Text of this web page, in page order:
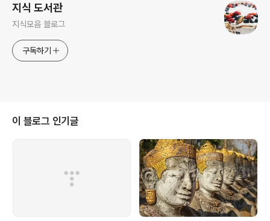
지식 도서관
지식모음 블로그
구독하기
이 블로그 인기글